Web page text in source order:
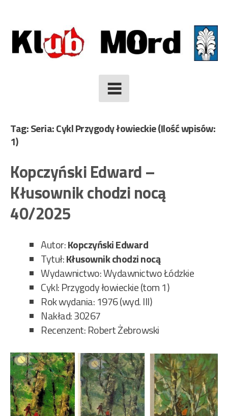
to
content
Tag: Seria: Cykl Przygody łowieckie(Ilość wpisów:
1)
Kopczyński Edward –
Kłusownik chodzi nocą
40/2025
Autor:Kopczyński Edward
Tytuł:Kłusownik chodzi nocą
Wydawnictwo: Wydawnictwo Łódzkie
Cykl: Przygody łowieckie (tom 1)
Rok wydania: 1976 (wyd. III)
Nakład: 30267
Recenzent: Robert Żebrowski